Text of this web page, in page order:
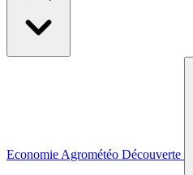
Economie Agrométéo Découverte